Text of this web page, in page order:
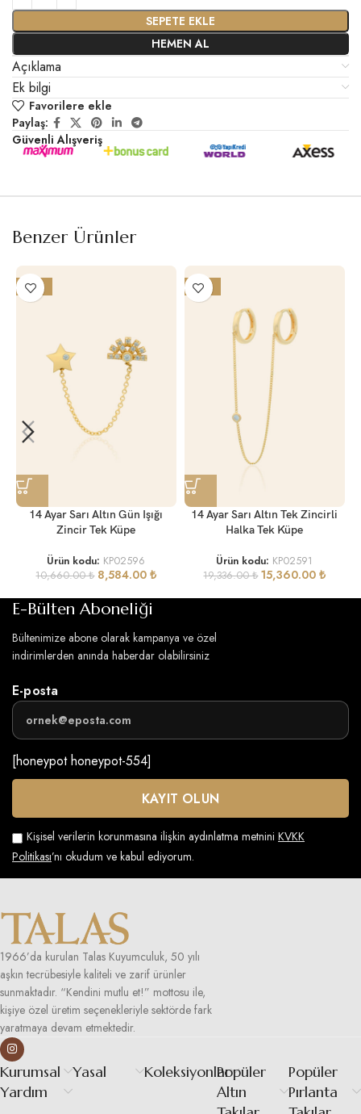
SEPETE EKLE
HEMEN AL
Açıklama
Ek bilgi
Favorilere ekle
Paylaş:
Güvenli Alışveriş
Benzer Ürünler
-19%
14 Ayar Sarı Altın Gün Işığı
Zincir Tek Küpe
Ürün kodu: KP02596
10,660.00₺ 8,584.00₺
-21%
14 Ayar Sarı Altın Tek Zincirli
Halka Tek Küpe
Ürün kodu: KP02591
19,336.00₺ 15,360.00₺
E-Bülten Aboneliği
Bültenimize abone olarak kampanya ve özel
indirimlerden anında haberdar olabilirsiniz
E-posta
[honeypot honeypot-554]
Kişisel verilerin korunmasına ilişkin aydınlatma metnini KVKK
Politikası’nı okudum ve kabul ediyorum.
1966’da kurulan Talas Kuyumculuk, 50 yılı
aşkın tecrübesiyle kaliteli ve zarif ürünler
sunmaktadır. “Kendini mutlu et!” mottosu ile,
kişiye özel üretim seçenekleriyle sektörde fark
yaratmaya devam etmektedir.
Kurumsal
Yardım
Yasal KoleksiyonlarPopüler
Altın
Popüler
Pırlanta